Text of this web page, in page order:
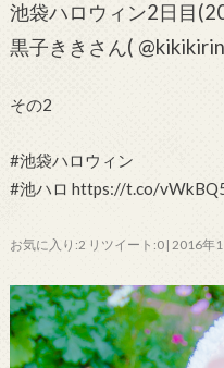
池袋ハロウィン2日目
黒子ききさん(
その2
#池袋ハロウィン
#池ハロ https://t.co/
お気に入り:2 リツイート:0 | 2016年